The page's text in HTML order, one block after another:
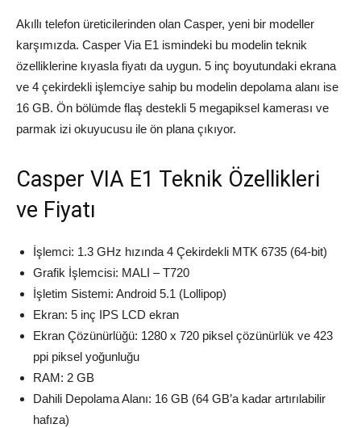
Akıllı telefon üreticilerinden olan Casper, yeni bir modeller
karşımızda. Casper Via E1 ismindeki bu modelin teknik
özelliklerine kıyasla fiyatı da uygun. 5 inç boyutundaki ekrana
ve 4 çekirdekli işlemciye sahip bu modelin depolama alanı ise
16 GB. Ön bölümde flaş destekli 5 megapiksel kamerası ve
parmak izi okuyucusu ile ön plana çıkıyor.
Casper VIA E1 Teknik Özellikleri
ve Fiyatı
İşlemci: 1.3 GHz hızında 4 Çekirdekli MTK 6735 (64-bit)
Grafik İşlemcisi: MALI – T720
İşletim Sistemi: Android 5.1 (Lollipop)
Ekran: 5 inç IPS LCD ekran
Ekran Çözünürlüğü: 1280 x 720 piksel çözünürlük ve 423
ppi piksel yoğunluğu
RAM: 2 GB
Dahili Depolama Alanı: 16 GB (64 GB’a kadar artırılabilir
hafıza)